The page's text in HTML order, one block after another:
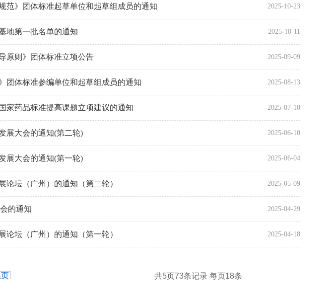
范》团体标准起草单位和起草组成员的通知 2025-10-23
地第一批名单的通知 2025-10-11
原则》团体标准立项公告 2025-09-09
团体标准参编单位和起草组成员的通知 2025-08-13
家药品标准提高课题立项建议的通知 2025-07-10
展大会的通知(第二轮) 2025-06-10
展大会的通知(第一轮) 2025-06-04
论坛（广州）的通知（第二轮） 2025-05-09
的通知 2025-04-29
论坛（广州）的通知（第一轮） 2025-04-18
页 共5页73条记录 每页18条